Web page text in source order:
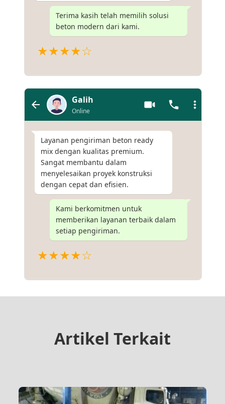
Terima kasih telah memilih solusi
beton modern dari kami.
★★★★☆
Galih
Online
Layanan pengiriman beton ready
mix dengan kualitas premium.
Sangat membantu dalam
menyelesaikan proyek konstruksi
dengan cepat dan efisien.
Kami berkomitmen untuk
memberikan layanan terbaik dalam
setiap pengiriman.
★★★★☆
Artikel Terkait